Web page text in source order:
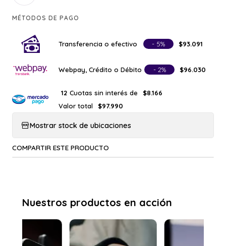
MÉTODOS DE PAGO
Transferencia o efectivo - 5% $93.091
Webpay, Crédito o Débito - 2% $96.030
12 Cuotas sin interés de
$8.166
Valor total
$97.990
Mostrar stock de ubicaciones
COMPARTIR ESTE PRODUCTO